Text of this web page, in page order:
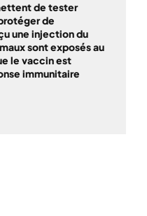
de tester
de
une injection du
sont exposés au
le vaccin est
immunitaire